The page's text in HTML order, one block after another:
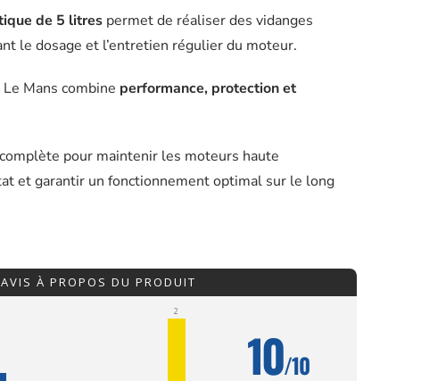
de 5 litres permet de réaliser des vidanges
le dosage et l’entretien régulier du moteur.
Mans combine performance, protection et
pour maintenir les moteurs haute
et garantir un fonctionnement optimal sur le long
AVIS À PROPOS DU PRODUIT
2
10/10